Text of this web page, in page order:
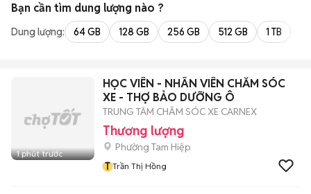
Bạn cần tìm dung lượng nào ?
Dung lượng: 64 GB 128 GB 256 GB 512 GB 1 TB
1 phút trước
HỌC VIÊN - NHÂN VIÊN CHĂM SÓC
XE - THỢ BẢO DƯỠNG Ô
TRUNG TÂM CHĂM SÓC XE CARNEX
Thương lượng
Phường Tam Hiệp
T Trần Thị Hồng